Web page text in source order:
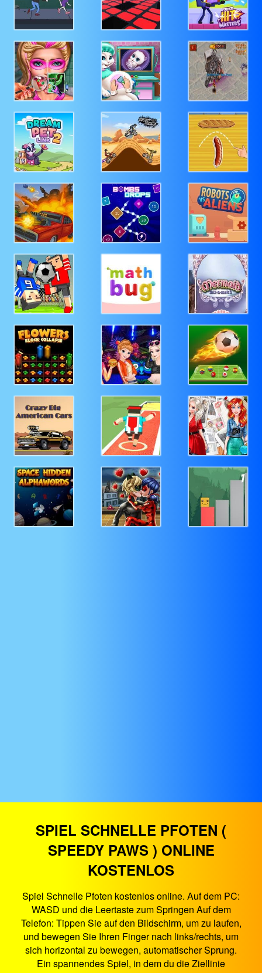
SPIEL SCHNELLE PFOTEN (
SPEEDY PAWS ) ONLINE
KOSTENLOS
Spiel Schnelle Pfoten kostenlos online. Auf dem PC:
WASD und die Leertaste zum Springen Auf dem
Telefon: Tippen Sie auf den Bildschirm, um zu laufen,
und bewegen Sie Ihren Finger nach links/rechts, um
sich horizontal zu bewegen, automatischer Sprung.
Ein spannendes Spiel, in dem du die Ziellinie